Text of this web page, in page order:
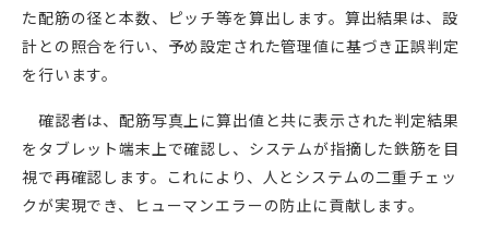
た配筋の径と本数、ピッチ等を算出します。算出結果は、設
計との照合を行い、予め設定された管理値に基づき正誤判定
を行います。
確認者は、配筋写真上に算出値と共に表示された判定結果
をタブレット端末上で確認し、システムが指摘した鉄筋を目
視で再確認します。これにより、人とシステムの二重チェッ
クが実現でき、ヒューマンエラーの防止に貢献します。